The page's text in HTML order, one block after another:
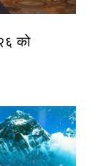
को